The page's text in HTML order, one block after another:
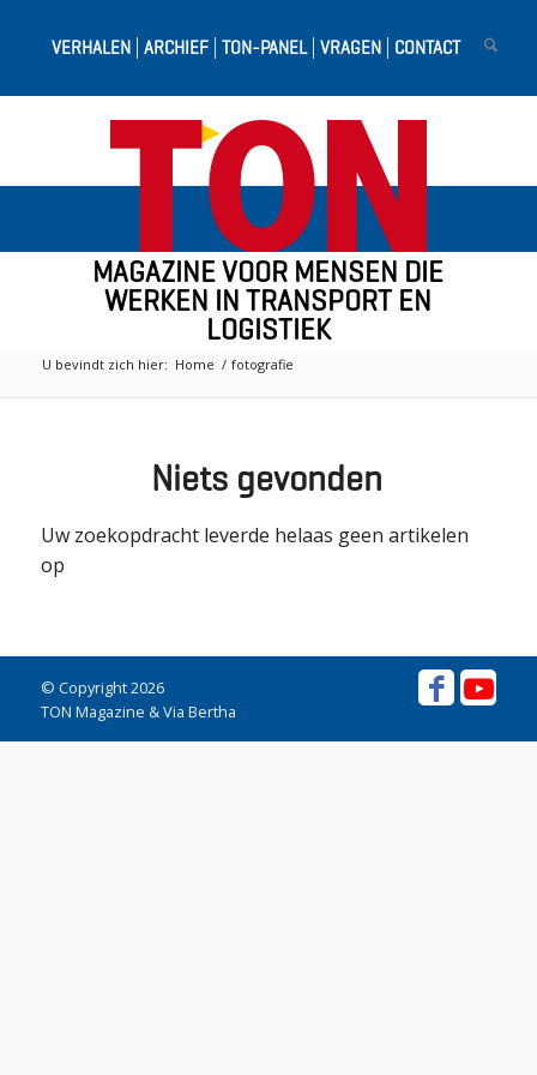
MAGAZINE VOOR MENSEN DIE
WERKEN IN TRANSPORT EN
LOGISTIEK
VERHALEN ARCHIEF TON-PANEL VRAGEN CONTACT
U bevindt zich hier: Home / fotografie
Niets gevonden
Uw zoekopdracht leverde helaas geen artikelen
op
© Copyright 2026
TON Magazine & Via Bertha